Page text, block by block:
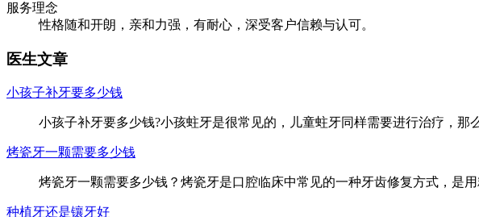
服务理念
性格随和开朗，亲和力强，有耐心，深受客户信赖与认可。
医生文章
小孩子补牙要多少钱
小孩子补牙要多少钱?小孩蛀牙是很常见的，儿童蛀牙同样需要进行治疗，
烤瓷牙一颗需要多少钱
烤瓷牙一颗需要多少钱？烤瓷牙是口腔临床中常见的一种牙齿修复方式，
种植牙还是镶牙好